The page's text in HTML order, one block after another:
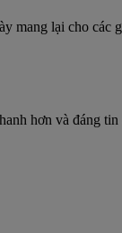
lại cho các
hơn và đáng tin